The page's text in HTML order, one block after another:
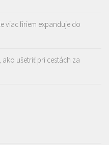
viac firiem expanduje do
ušetriť pri cestách za